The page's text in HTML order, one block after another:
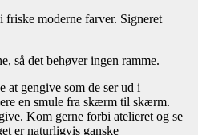
moderne farver. Signeret
så det behøver ingen ramme.
at gengive som de ser ud i
en smule fra skærm til skærm.
Kom gerne forbi atelieret og se
er naturligvis ganske